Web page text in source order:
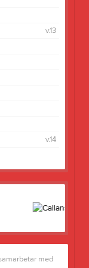
v.13
v.14
med